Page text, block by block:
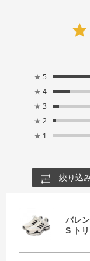
★ 5
★ 4
★ 3
★ 2
★ 1
絞り込
バレ
S ト